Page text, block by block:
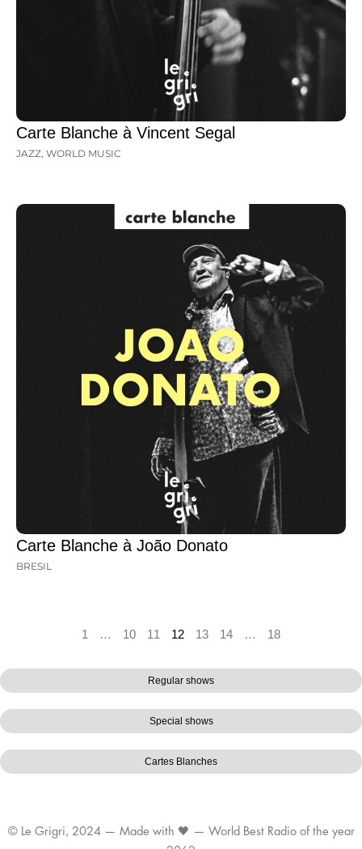
Regular shows
Special shows
Cartes Blanches
Carte Blanche à Vincent Segal
JAZZ, WORLD MUSIC
Carte Blanche à João Donato
BRESIL
1 … 10 11 12 13 14 … 18
© Le Grigri, 2024 — Made with 🖤 — World Best Radio of the year